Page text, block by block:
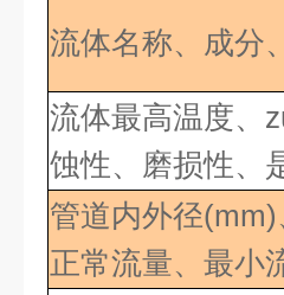
流体名称、成分
流体最高温度、
蚀性、磨损性、
管道内外径(mm)
正常流量、最小